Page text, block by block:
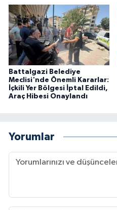
Battalgazi Belediye
Meclisi'nde Önemli Kararlar:
İçkili Yer Bölgesi İptal Edildi,
Araç Hibesi Onaylandı
Yorumlar